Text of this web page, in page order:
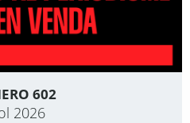
602
2026